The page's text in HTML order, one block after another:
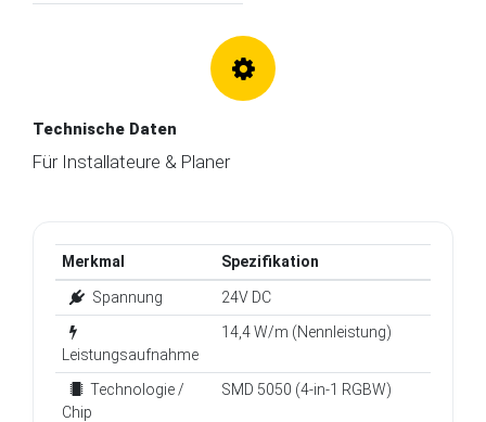
Technische Daten
Für Installateure & Planer
Merkmal Spezifikation
Spannung 24V DC
Leistungsaufnahme
14,4 W/m (Nennleistung)
Technologie /
Chip
SMD 5050 (4-in-1 RGBW)